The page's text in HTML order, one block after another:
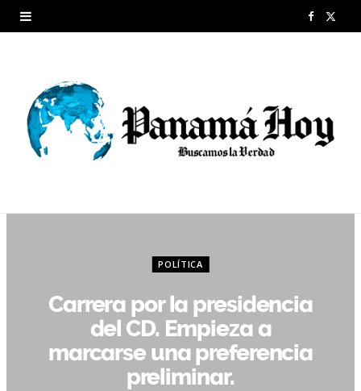
F
b
POLÍTICA
Carrera por la presidencia
del CD. Empieza a
marcarse una preferencia
preliminar.